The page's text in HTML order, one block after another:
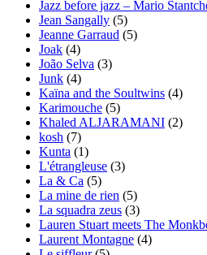
Jazz before jazz – Mario
Jean Sangally (5)
Jeanne Garraud (5)
Joak (4)
João Selva (3)
Junk (4)
Kaïna and the Soultwins (4)
Karimouche (5)
Khaled ALJARAMANI (2)
kosh (7)
Kunta (1)
L'étrangleuse (3)
La & Ca (5)
La mine de rien (5)
La squadra zeus (3)
Lauren Stuart meets The
Laurent Montagne (4)